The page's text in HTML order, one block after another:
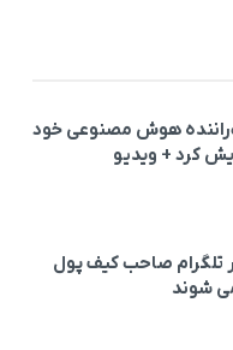
هوش مصنوعی خود
کرد + ویدیو
تلگرام صاحب کیف پول
شوند